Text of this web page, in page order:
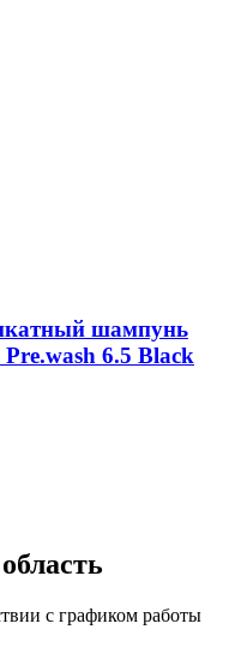
шампунь
6.5 Black
с графиком работы